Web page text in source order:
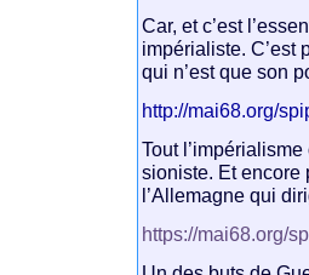
Car, et c’est
impérialiste. C’est
qui n’est que son
http://mai68.org/
Tout
sioniste. Et encore
l’Allemagne qui
https://mai68.org/